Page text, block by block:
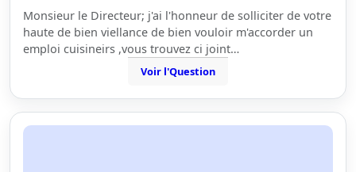
Monsieur le Directeur; j'ai l'honneur de solliciter de votre
haute de bien viellance de bien vouloir m'accorder un
emploi cuisineirs ,vous trouvez ci joint…
Voir l'Question